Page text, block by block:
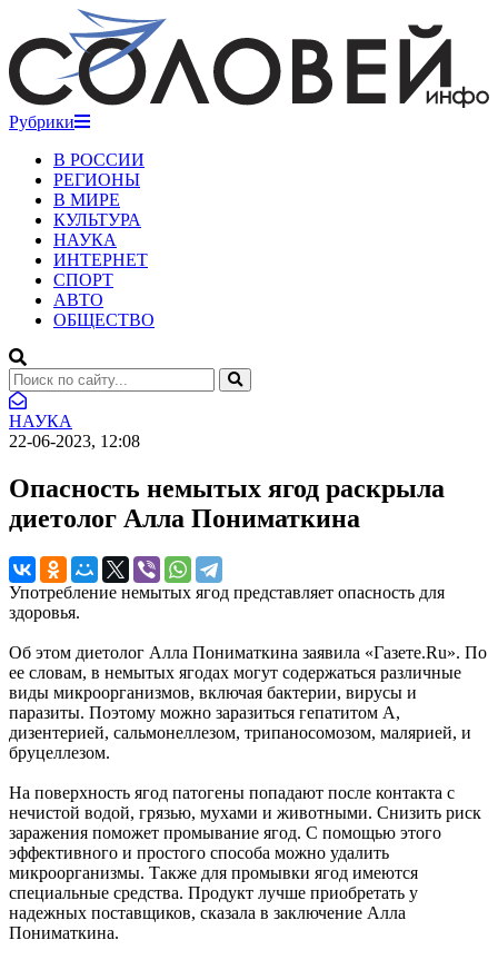
Рубрики
В РОССИИ
РЕГИОНЫ
В МИРЕ
КУЛЬТУРА
НАУКА
ИНТЕРНЕТ
СПОРТ
АВТО
ОБЩЕСТВО
НАУКА
22-06-2023, 12:08
Опасность немытых ягод раскрыла
диетолог Алла Пониматкина
Употребление немытых ягод представляет опасность для
здоровья.
Об этом диетолог Алла Пониматкина заявила «Газете.Ru». По
ее словам, в немытых ягодах могут содержаться различные
виды микроорганизмов, включая бактерии, вирусы и
паразиты. Поэтому можно заразиться гепатитом А,
дизентерией, сальмонеллезом, трипаносомозом, малярией, и
бруцеллезом.
На поверхность ягод патогены попадают после контакта с
нечистой водой, грязью, мухами и животными. Снизить риск
заражения поможет промывание ягод. С помощью этого
эффективного и простого способа можно удалить
микроорганизмы. Также для промывки ягод имеются
специальные средства. Продукт лучше приобретать у
надежных поставщиков, сказала в заключение Алла
Пониматкина.